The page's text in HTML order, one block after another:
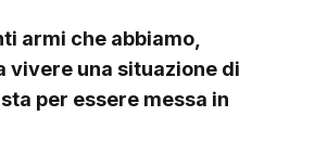
armi che abbiamo,
vivere una situazione di
per essere messa in